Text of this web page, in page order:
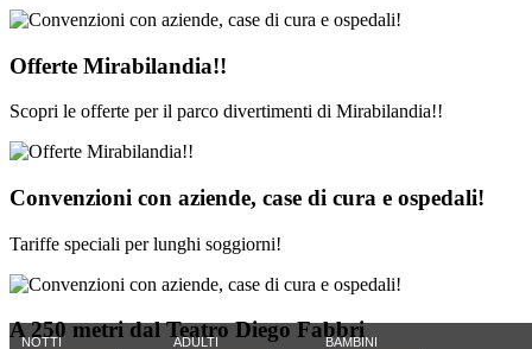
Offerte Mirabilandia!!
Scopri le offerte per il parco divertimenti di Mirabilandia!!
Convenzioni con aziende, case di cura e ospedali!
Tariffe speciali per lunghi soggiorni!
A 250 metri dal Teatro Diego Fabbri